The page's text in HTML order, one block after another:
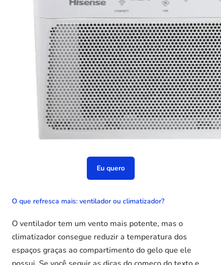
Eu quero
O que refresca mais: ventilador ou climatizador?
O ventilador tem um vento mais potente, mas o
climatizador consegue reduzir a temperatura dos
espaços graças ao compartimento do gelo que ele